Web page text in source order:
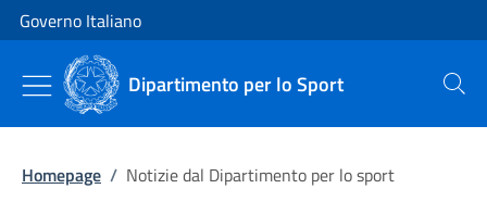
Vai al contenuto
Vai alla navigazione del sito
Governo Italiano
Dipartimento per lo Sport Cerca
Homepage / Notizie dal Dipartimento per lo sport